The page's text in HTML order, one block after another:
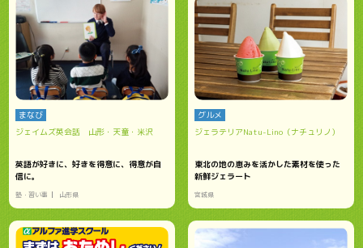
まなび
ジェイムズ英会話 山形・天童・米沢
英語が好きに、好きを得意に、得意が自
信に。
塾・習い事 山形県
グルメ
ジェラテリアNatu-Lino（ナチュリノ）
東北の地の恵みを活かした素材を使った
新鮮ジェラート
宮城県